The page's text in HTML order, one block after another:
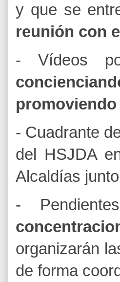
y que se
reunión con
- Vídeos
- Cuadrante
del HSJDA
Alcaldías
-
organizarán
de forma